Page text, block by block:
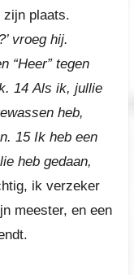
zijn plaats.
vroeg hij.
“Heer” tegen
14Als ik, jullie
heb,
15 Ik heb een
heb gedaan,
ik verzeker
meester, en een